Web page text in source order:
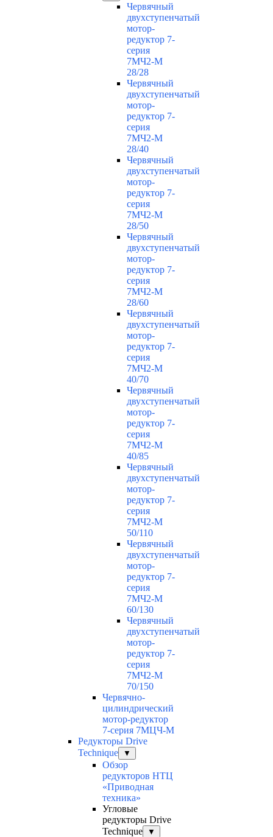
Червячный
двухступенчатый
мотор-
редуктор 7-
серия
7МЧ2-М
28/28
Червячный
двухступенчатый
мотор-
редуктор 7-
серия
7МЧ2-М
28/40
Червячный
двухступенчатый
мотор-
редуктор 7-
серия
7МЧ2-М
28/50
Червячный
двухступенчатый
мотор-
редуктор 7-
серия
7МЧ2-М
28/60
Червячный
двухступенчатый
мотор-
редуктор 7-
серия
7МЧ2-М
40/70
Червячный
двухступенчатый
мотор-
редуктор 7-
серия
7МЧ2-М
40/85
Червячный
двухступенчатый
мотор-
редуктор 7-
серия
7МЧ2-М
50/110
Червячный
двухступенчатый
мотор-
редуктор 7-
серия
7МЧ2-М
60/130
Червячный
двухступенчатый
мотор-
редуктор 7-
серия
7МЧ2-М
70/150
Червячно-
цилиндрический
мотор-редуктор
7-серия 7МЦЧ-М
Редукторы Drive
Technique
▼
Обзор
редукторов НТЦ
«Приводная
техника»
Угловые
редукторы Drive
Technique
▼